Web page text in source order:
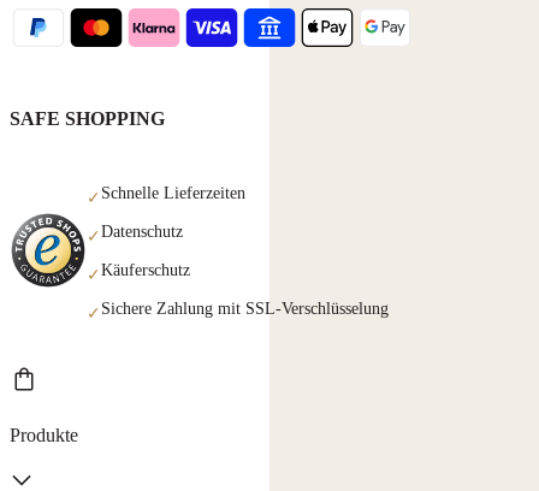
SAFE SHOPPING
✓ Schnelle Lieferzeiten
✓Datenschutz
✓Käuferschutz
✓ Sichere Zahlung mit SSL-Verschlüsselung
Produkte